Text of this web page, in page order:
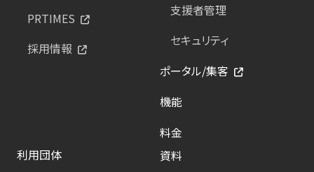
PRTIMES
採用情報
支援者管理
セキュリティ
ポータル/集客
機能
料金
利用団体
資料